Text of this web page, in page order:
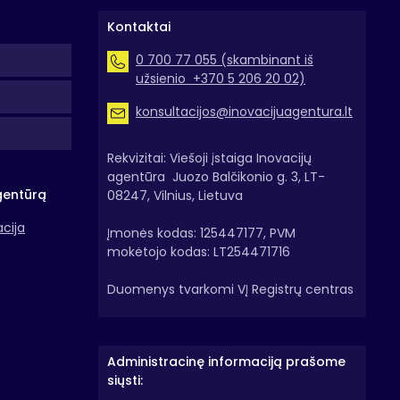
Kontaktai
0 700 77 055 (skambinant iš
užsienio +370 5 206 20 02)
konsultacijos@inovacijuagentura.lt
Rekvizitai: Viešoji įstaiga Inovacijų
agentūra Juozo Balčikonio g. 3, LT-
08247, Vilnius, Lietuva
Įmonės kodas: 125447177, PVM
mokėtojo kodas: LT254471716
Duomenys tvarkomi VĮ Registrų centras
Administracinę informaciją prašome
siųsti: